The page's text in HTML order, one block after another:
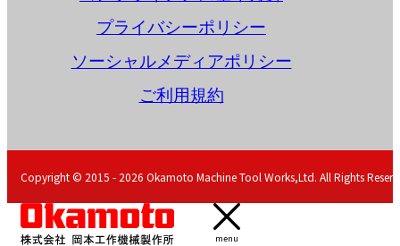
プライバシーポリシー
ソーシャルメディアポリシー
ご利用規約
Copyright © 2015 - 2026 Okamoto Machine Tool Works,Ltd. All Rights
menu